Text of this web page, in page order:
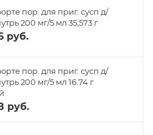
пор. для приг. сусп д/
200 мг/5 мл 35,573 г
руб.
пор. для приг. сусп д/
200 мг/5 мл 16.74 г
руб.